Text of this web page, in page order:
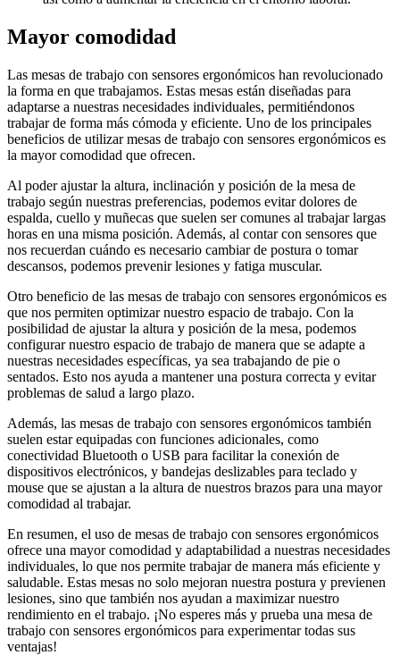
Mayor comodidad
Las mesas de trabajo con sensores ergonómicos han revolucionado
la forma en que trabajamos. Estas mesas están diseñadas para
adaptarse a nuestras necesidades individuales, permitiéndonos
trabajar de forma más cómoda y eficiente. Uno de los principales
beneficios de utilizar mesas de trabajo con sensores ergonómicos es
la mayor comodidad que ofrecen.
Al poder ajustar la altura, inclinación y posición de la mesa de
trabajo según nuestras preferencias, podemos evitar dolores de
espalda, cuello y muñecas que suelen ser comunes al trabajar largas
horas en una misma posición. Además, al contar con sensores que
nos recuerdan cuándo es necesario cambiar de postura o tomar
descansos, podemos prevenir lesiones y fatiga muscular.
Otro beneficio de las mesas de trabajo con sensores ergonómicos es
que nos permiten optimizar nuestro espacio de trabajo. Con la
posibilidad de ajustar la altura y posición de la mesa, podemos
configurar nuestro espacio de trabajo de manera que se adapte a
nuestras necesidades específicas, ya sea trabajando de pie o
sentados. Esto nos ayuda a mantener una postura correcta y evitar
problemas de salud a largo plazo.
Además, las mesas de trabajo con sensores ergonómicos también
suelen estar equipadas con funciones adicionales, como
conectividad Bluetooth o USB para facilitar la conexión de
dispositivos electrónicos, y bandejas deslizables para teclado y
mouse que se ajustan a la altura de nuestros brazos para una mayor
comodidad al trabajar.
En resumen, el uso de mesas de trabajo con sensores ergonómicos
ofrece una mayor comodidad y adaptabilidad a nuestras necesidades
individuales, lo que nos permite trabajar de manera más eficiente y
saludable. Estas mesas no solo mejoran nuestra postura y previenen
lesiones, sino que también nos ayudan a maximizar nuestro
rendimiento en el trabajo. ¡No esperes más y prueba una mesa de
trabajo con sensores ergonómicos para experimentar todas sus
ventajas!